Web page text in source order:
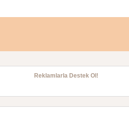
Reklamlarla Destek Ol!